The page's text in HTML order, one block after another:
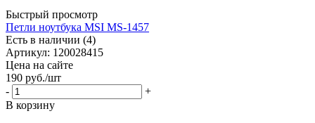
Быстрый просмотр
Петли ноутбука MSI MS-1457
Есть в наличии (4)
Артикул: 120028415
Цена на сайте
190 руб./шт
-
+
В корзину